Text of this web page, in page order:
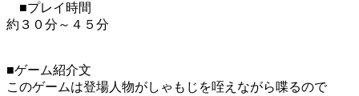
■プレイ時間
約３０分～４５分
■ゲーム紹介文
このゲームは登場人物がしゃもじを咥えながら喋るので